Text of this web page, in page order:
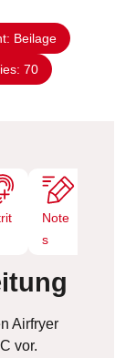
Beilage
70
Note
s
Airfryer
vor.